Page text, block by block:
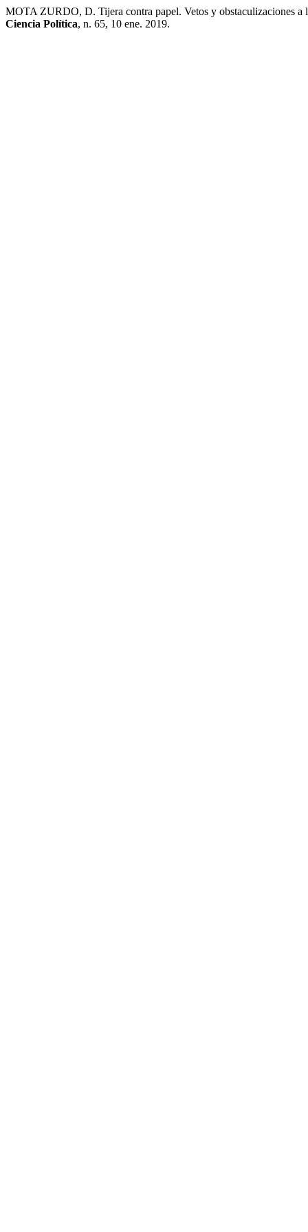
MOTA ZURDO, D. Tijera contra papel. Vetos y obstaculizaciones a
Ciencia Política, n. 65, 10 ene. 2019.